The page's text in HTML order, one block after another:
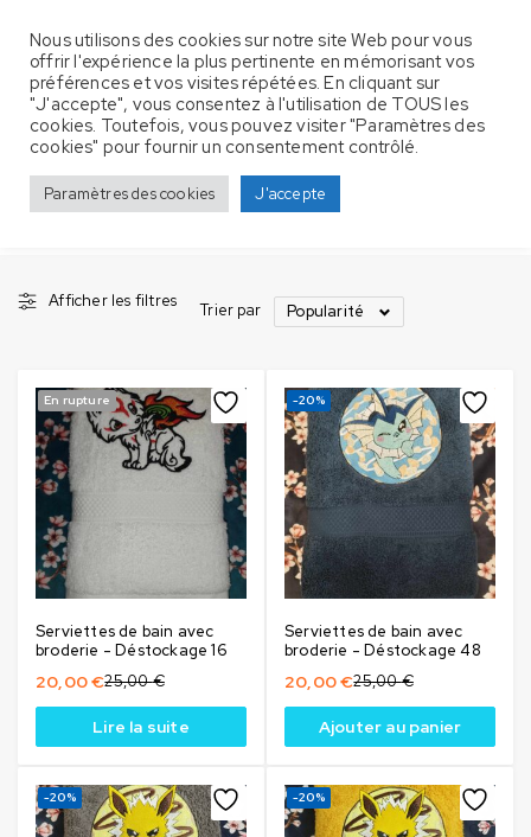
Déstockage 25 Produits
Accueil Déstockage
Afficher les filtres
Trier par Popularité
En rupture
Serviettes de bain avec
broderie - Déstockage 16
25,00€
20,00€
Lire la suite
-20%
Serviettes de bain avec
broderie - Déstockage 48
25,00€
20,00€
Ajouter au panier
-20% -20%
Nous utilisons des cookies sur notre site Web pour vous
offrir l'expérience la plus pertinente en mémorisant vos
préférences et vos visites répétées. En cliquant sur
"J'accepte", vous consentez à l'utilisation de TOUS les
cookies. Toutefois, vous pouvez visiter "Paramètres des
cookies" pour fournir un consentement contrôlé.
Paramètres des cookies J'accepte